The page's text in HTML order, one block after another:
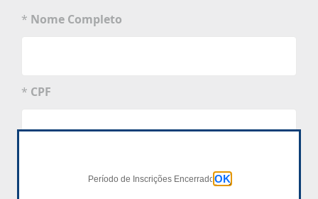
* Nome Completo
* CPF
Data de Nascimento dd/mm/aaaa
Período de Inscrições Encerrado OK